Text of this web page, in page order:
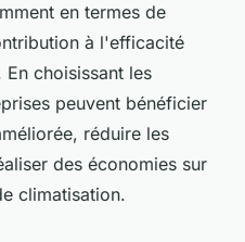
en termes de
à l'efficacité
choisissant les
peuvent bénéficier
réduire les
des économies sur
climatisation.